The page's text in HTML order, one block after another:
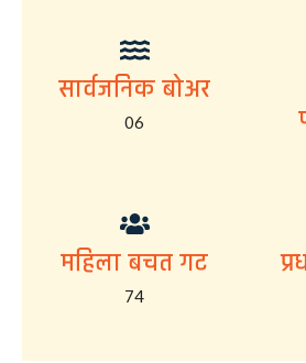
सार्वजनिक बोअर
06
महिला बचत गट
74